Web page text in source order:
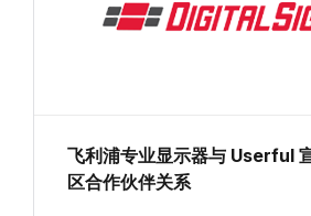
飞利浦专业显示器与 Userful
区合作伙伴关系